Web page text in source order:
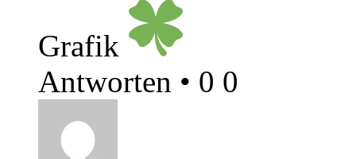
Grafik
Antworten • 0 0